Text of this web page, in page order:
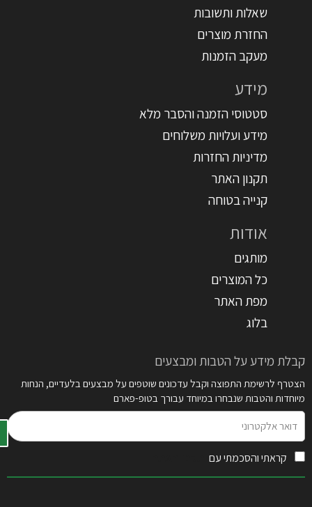
שאלות ותשובות
החזרת מוצרים
מעקב הזמנות
מידע
סטטוסי הזמנה והסבר מלא
מידע ועלויות משלוחים
מדיניות החזרות
תקנון האתר
קנייה בטוחה
אודות
מותגים
כל המוצרים
מפת האתר
בלוג
קבלת מידע על הטבות ומבצעים
הצטרף לרשימת התפוצה וקבל עדכונים שוטפים על מבצעים בלעדיים, הנחות
מיוחדות והטבות שנבחרו במיוחד עבורך בטופ-פארם
אלקטרוני
קראתי והסכמתי עם